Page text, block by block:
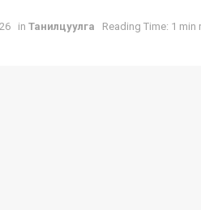
in Танилцуулга Reading Time: 1 min